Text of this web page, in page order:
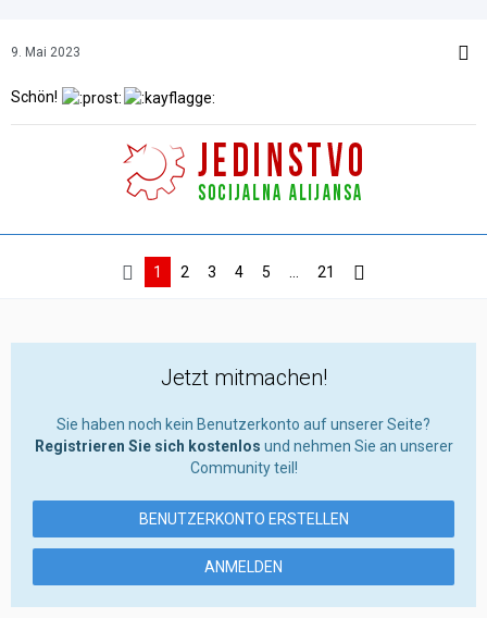
9. Mai 2023
Schön!
1 2 3 4 5 … 21
Jetzt mitmachen!
Sie haben noch kein Benutzerkonto auf unserer Seite?
Registrieren Sie sich kostenlos und nehmen Sie an unserer
Community teil!
BENUTZERKONTO ERSTELLEN
ANMELDEN